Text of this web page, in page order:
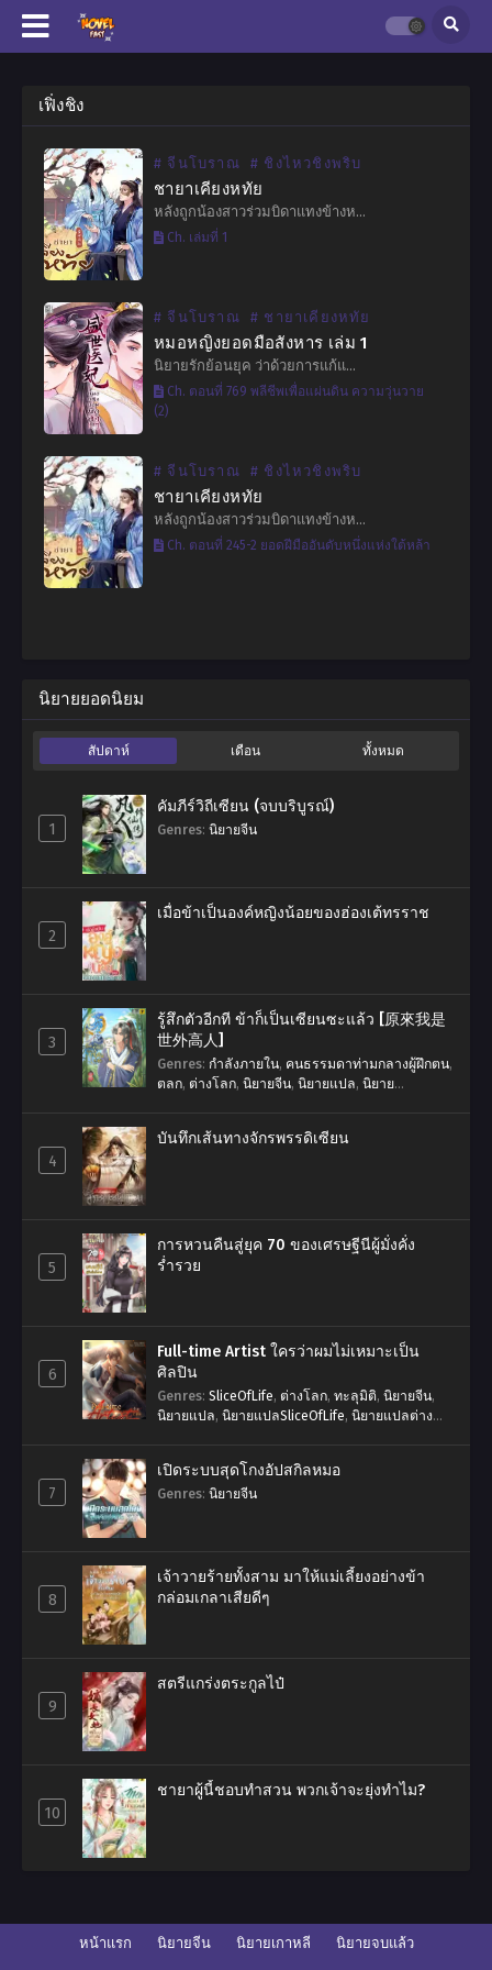
เฟิ่งชิง
# จีนโบราณ # ชิงไหวชิงพริบ
ชายาเคียงหทัย
หลังถูกน้องสาวร่วมบิดาแทงข้างห…
Ch. เล่มที่ 1
# จีนโบราณ # ชายาเคียงหทัย
หมอหญิงยอดมือสังหาร เล่ม 1
นิยายรักย้อนยุค ว่าด้วยการแก้แ…
Ch. ตอนที่ 769 พลีชีพเพื่อแผ่นดิน ความวุ่นวาย
(2)
# จีนโบราณ # ชิงไหวชิงพริบ
ชายาเคียงหทัย
หลังถูกน้องสาวร่วมบิดาแทงข้างห…
Ch. ตอนที่ 245-2 ยอดฝีมืออันดับหนึ่งแห่งใต้หล้า
นิยายยอดนิยม
สัปดาห์ เดือน ทั้งหมด
1
คัมภีร์วิถีเซียน (จบบริบูรณ์)
Genres: นิยายจีน
2
เมื่อข้าเป็นองค์หญิงน้อยของฮ่องเต้ทรราช
3
รู้สึกตัวอีกที ข้าก็เป็นเซียนซะแล้ว [原來我是
世外高人]
Genres: กำลังภายใน, คนธรรมดาท่ามกลางผู้ฝึกตน,
ตลก, ต่างโลก, นิยายจีน, นิยายแปล, นิยาย
4
บันทึกเส้นทางจักรพรรดิเซียน
5
การหวนคืนสู่ยุค 70 ของเศรษฐีนีผู้มั่งคั่ง
ร่ำรวย
6
Full-time Artist ใครว่าผมไม่เหมาะเป็น
ศิลปิน
Genres: SliceOfLife, ต่างโลก, ทะลุมิติ, นิยายจีน,
นิยายแปล, นิยายแปลSliceOfLife, นิยายแปลต่าง
ผมไม่เหมาะเป็นศิลปิน,ไม่มีนางเอก
7
เปิดระบบสุดโกงอัปสกิลหมอ
Genres: นิยายจีน
8
เจ้าวายร้ายทั้งสาม มาให้แม่เลี้ยงอย่างข้า
กล่อมเกลาเสียดีๆ
9
สตรีแกร่งตระกูลไป๋
10
ชายาผู้นี้ชอบทำสวน พวกเจ้าจะยุ่งทำไม?
หน้าแรก นิยายจีน นิยายเกาหลี นิยายจบแล้ว